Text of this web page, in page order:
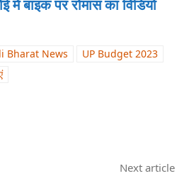
में बाइक पर रोमांस का विडियो
Bharat News
UP Budget 2023
Next article